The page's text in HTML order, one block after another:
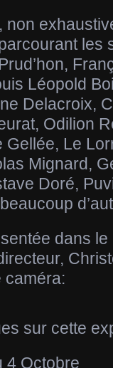
non
les
Léopold
Delacroix,
Odilion
Gellée, Le
Mignard,
Doré,
dans le
caméra:
sur cette
4 Octobre